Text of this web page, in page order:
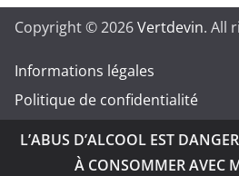
Copyright © 2026Vertdevin. All
Informations légales
Politique de confidentialité
L’ABUS D’ALCOOL EST
À CONSOMMER AVEC